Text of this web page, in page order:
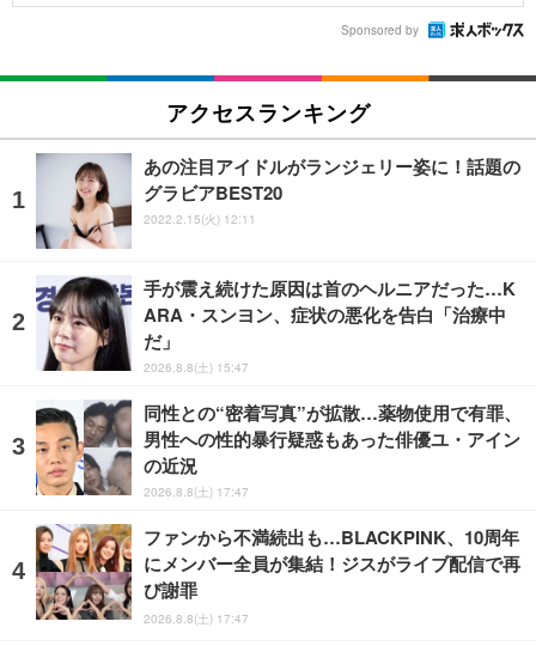
Sponsored by
アクセスランキング
あの注目アイドルがランジェリー姿に！話題の
グラビアBEST20
2022.2.15(火) 12:11
手が震え続けた原因は首のヘルニアだった…K
ARA・スンヨン、症状の悪化を告白「治療中
だ」
2026.8.8(土) 15:47
同性との“密着写真”が拡散…薬物使用で有罪、
男性への性的暴行疑惑もあった俳優ユ・アイン
の近況
2026.8.8(土) 17:47
ファンから不満続出も…BLACKPINK、10周年
にメンバー全員が集結！ジスがライブ配信で再
び謝罪
2026.8.8(土) 17:47